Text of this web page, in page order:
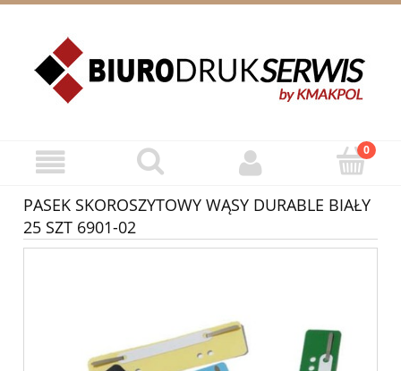
PASEK SKOROSZYTOWY WĄSY DURABLE BIAŁY
25 SZT 6901-02